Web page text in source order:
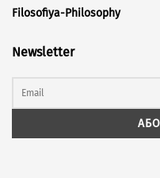
Filosofiya-Philosophy
Newsletter